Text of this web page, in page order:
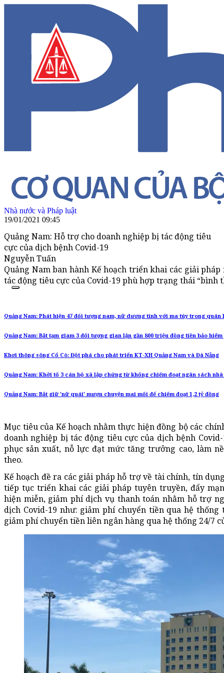
Nhà nước và Pháp luật
19/01/2021 09:45
Quảng Nam: Hỗ trợ cho doanh nghiệp bị tác động tiêu
cực của dịch bệnh Covid-19
Nguyễn Tuấn
Quảng Nam ban hành Kế hoạch triển khai các giải
tác động tiêu cực của Covid-19 phù hợp trạng thái “bình
Quảng Nam: Phát hiện 47 đối tượng nam, nữ dương tính với ma túy trong quán
Quảng Nam: Bắt tạm giam 3 đối tượng gian lận gần 800 triệu đồng tiền bảo hiểm
Khơi thông sông Cổ Cò: Đột phá cho phát triển KT-XH Quảng Nam và Đà Nẵng
Quảng Nam: Khởi tố 3 cán bộ xã lập chứng từ khống chiếm đoạt ngân sách
Quảng Nam: Bắt giữ 'nữ quái' mượn chuyện mai mối để chiếm đoạt 1,2 tỷ đồng
Mục tiêu của Kế hoạch nhằm thực hiện đồng bộ các
doanh nghiệp bị tác động tiêu cực của dịch bệnh
phục sản xuất, nỗ lực đạt mức tăng trưởng cao, làm
theo.
Kế hoạch đề ra các giải pháp hỗ trợ về tài chính, tín
tiếp tục triển khai các giải pháp tuyên truyền, đẩy
hiện miễn, giảm phí dịch vụ thanh toán nhằm hỗ trợ
dịch Covid-19 như: giảm phí chuyển tiền qua hệ
giảm phí chuyển tiền liên ngân hàng qua hệ thống 24/7